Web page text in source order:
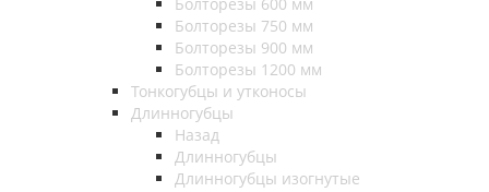
Болторезы 750 мм
Болторезы 900 мм
Болторезы 1200 мм
Тонкогубцы и утконосы
Длинногубцы
Назад
Длинногубцы
Длинногубцы изогнутые